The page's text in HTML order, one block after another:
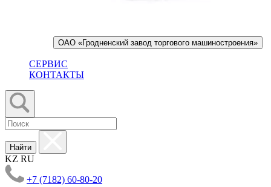
ОАО «Гродненский завод торгового машиностроения»
СЕРВИС
КОНТАКТЫ
Найти
KZ RU
+7 (7182) 60-80-20